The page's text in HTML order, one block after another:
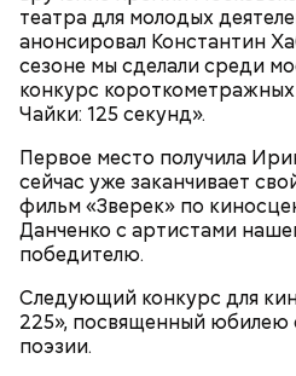
театра для молодых
анонсировал Константин
сезоне мы сделали среди
конкурс
Чайки: 125 секунд».
Первое место получила
сейчас уже заканчивает
фильм «Зверек» по
Данченко с артистами
победителю.
Следующий конкурс для
225», посвященный юбилею
поэзии.
Московский зоопарк —
Европе. Он расположился
площади занимает пятое
зоопарков Ярославля,
Новосибирска и
понаблюдать, как растут